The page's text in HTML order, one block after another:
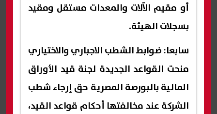
أو مقيم الآلات والمعدات مستقل ومقيد
بسجلات الهيئة.
سابعا: ضوابط الشطب الاجباري والاختياري
منحت القواعد الجديدة لجنة قيد الأوراق
المالية بالبورصة المصرية حق إرجاء شطب
الشركة عند مخالفتها أحكام قواعد القيد،